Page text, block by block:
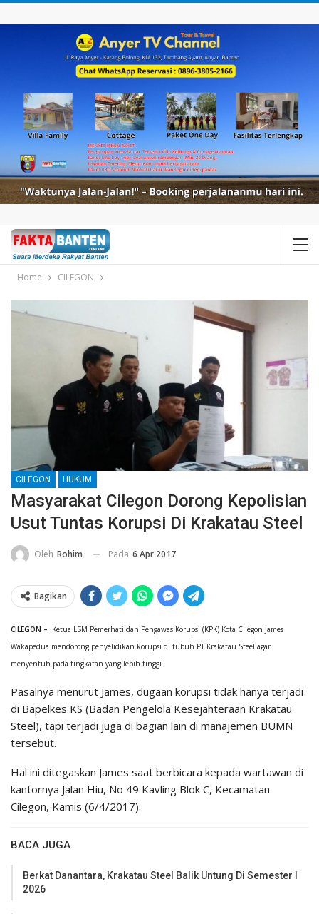
Home CILEGON
CILEGON HUKUM
Masyarakat Cilegon Dorong Kepolisian
Usut Tuntas Korupsi Di Krakatau Steel
Oleh Rohim Pada 6 Apr 2017
Bagikan
CILEGON – Ketua LSM Pemerhati dan Pengawas Korupsi (KPK) Kota Cilegon James
Wakapedua mendorong penyelidikan korupsi di tubuh PT Krakatau Steel agar
menyentuh pada tingkatan yang lebih tinggi.
Pasalnya menurut James, dugaan korupsi tidak hanya terjadi
di Bapelkes KS (Badan Pengelola Kesejahteraan Krakatau
Steel), tapi terjadi juga di bagian lain di manajemen BUMN
tersebut.
Hal ini ditegaskan James saat berbicara kepada wartawan di
kantornya Jalan Hiu, No 49 Kavling Blok C, Kecamatan
Cilegon, Kamis (6/4/2017).
BACA JUGA
Berkat Danantara, Krakatau Steel Balik Untung Di Semester I
2026